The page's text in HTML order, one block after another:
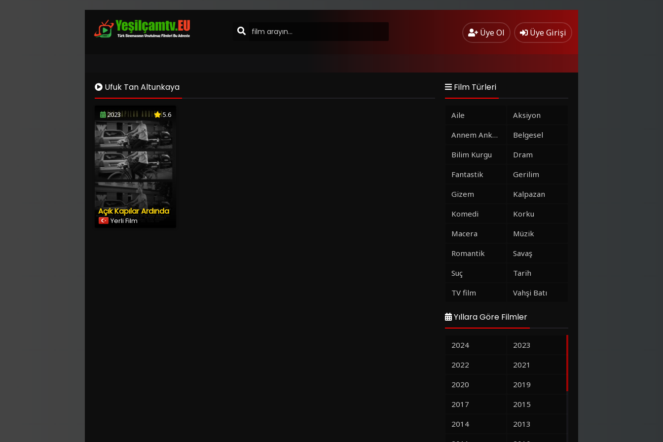
Üye Ol Üye Girişi
Ufuk Tan Altunkaya
2023 5.6
Açık Kapılar Ardında
Yerli Film
Film Türleri
Aile
Aksiyon
Annem Ankara
Belgesel
Bilim Kurgu
Dram
Fantastik
Gerilim
Gizem
Kalpazan
Komedi
Korku
Macera
Müzik
Romantik
Savaş
Suç
Tarih
TV film
Vahşi Batı
Yıllara Göre Filmler
2024
2023
2022
2021
2020
2019
2017
2015
2014
2013